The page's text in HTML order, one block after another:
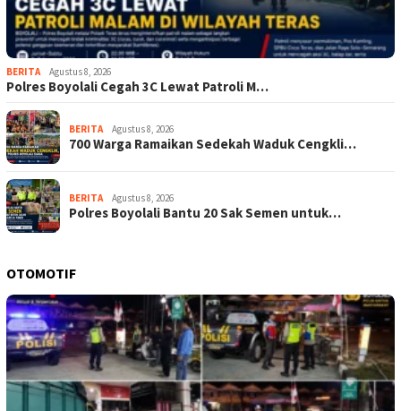
BERITA Agustus 8, 2026
Polres Boyolali Cegah 3C Lewat Patroli M…
BERITA Agustus 8, 2026
700 Warga Ramaikan Sedekah Waduk Cengkli…
BERITA Agustus 8, 2026
Polres Boyolali Bantu 20 Sak Semen untuk…
OTOMOTIF